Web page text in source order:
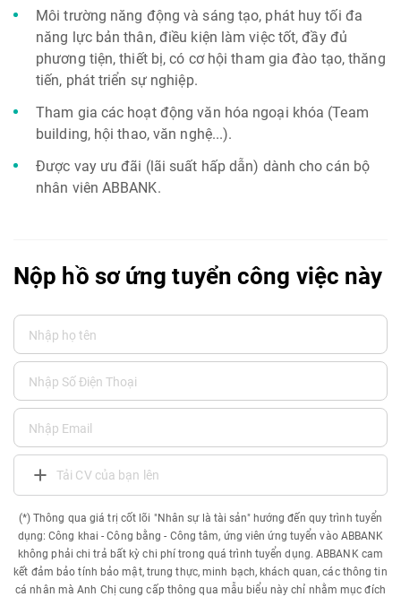
Môi trường năng động và sáng tạo, phát huy tối đa
năng lực bản thân, điều kiện làm việc tốt, đầy đủ
phương tiện, thiết bị, có cơ hội tham gia đào tạo, thăng
tiến, phát triển sự nghiệp.
Tham gia các hoạt động văn hóa ngoại khóa (Team
building, hội thao, văn nghệ...).
Được vay ưu đãi (lãi suất hấp dẫn) dành cho cán bộ
nhân viên ABBANK.
Nộp hồ sơ ứng tuyển công việc này
Tải CV của bạn lên
(*) Thông qua giá trị cốt lõi "Nhân sự là tài sản" hướng đến quy trình tuyển
dụng: Công khai - Công bằng - Công tâm, ứng viên ứng tuyển vào ABBANK
không phải chi trả bất kỳ chi phí trong quá trình tuyển dụng. ABBANK cam
kết đảm bảo tính bảo mật, trung thực, minh bạch, khách quan, các thông tin
cá nhân mà Anh Chị cung cấp thông qua mẫu biểu này chỉ nhằm mục đích